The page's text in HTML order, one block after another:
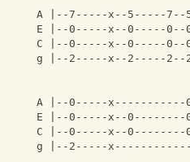
A |--7-----x--5-----
E |--0-----x--0-----
C |--0-----x--0-----
g |--2-----x--2-----2--
A |--0-----
E |--0-----x--
C |--0-----x--
g |--2-----